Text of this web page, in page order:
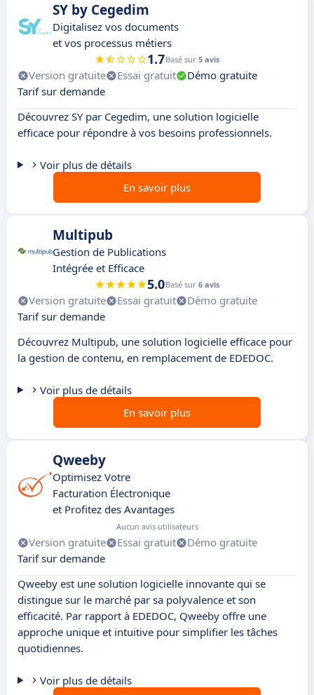
SY by Cegedim
Digitalisez vos documents
et vos processus métiers
1.7Basé sur 5 avis
Version gratuite Essai gratuit
Démo gratuite
Tarif sur demande
Découvrez SY par Cegedim, une solution logicielle
efficace pour répondre à vos besoins professionnels.
Voir plus de détails
En savoir plus
Multipub
Gestion de Publications
Intégrée et Efficace
5.0Basé sur 6 avis
Version gratuite Essai gratuit
Démo gratuite
Tarif sur demande
Découvrez Multipub, une solution logicielle efficace pour
la gestion de contenu, en remplacement de EDEDOC.
Voir plus de détails
En savoir plus
Qweeby
Optimisez Votre
Facturation Électronique
et Profitez des Avantages
Aucun avis utilisateurs
Version gratuite Essai gratuit
Démo gratuite
Tarif sur demande
Qweeby est une solution logicielle innovante qui se
distingue sur le marché par sa polyvalence et son
efficacité. Par rapport à EDEDOC, Qweeby offre une
approche unique et intuitive pour simplifier les tâches
quotidiennes.
Voir plus de détails